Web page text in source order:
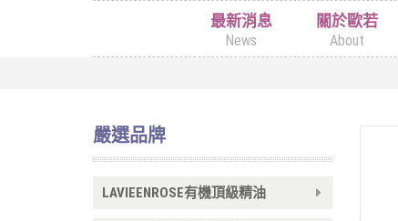
最新消息
News
關於歐若
About
嚴選品牌
LAVIEENROSE有機頂級精油